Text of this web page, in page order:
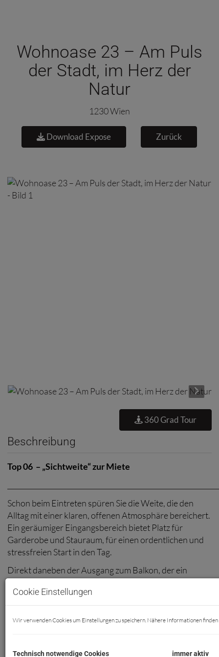
Wohnoase 23 – Am Puls
der Stadt, im Herz der
Natur
1230 Wien
Download Expose Zurück
360 Grad Tour
Beschreibung
Top 06 – „Sichtweite“ zur Miete
Schon beim Eintreten spüren Sie die Weite, die den
Alltag mit einer klaren, offenen Atmosphäre bereichert.
Ein geräumiger Eingangsbereich bietet Platz für
Garderobe und Stauraum, für einen ordentlichen und
stressfreien Start in den Tag.
Direkt daneben der Ausgang zum Balkon, der ein
Ruhe ist.
Raum in natürlichem Licht erstrahlen. Eine Oase für
Ideen.
Cookie Einstellungen
Wir verwenden Cookies um Einstellungen zu speichern. Nähere Informationen
Technisch notwendige Cookies immer aktiv